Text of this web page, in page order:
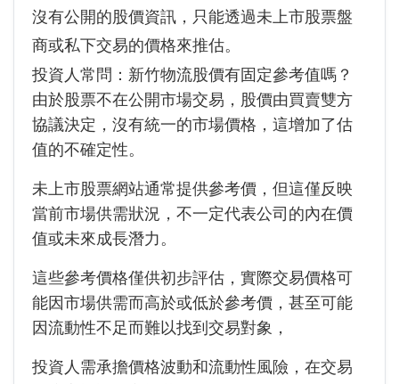
沒有公開的股價資訊，只能透過未上市股票盤
商或私下交易的價格來推估。
投資人常問：新竹物流股價有固定參考值嗎？
由於股票不在公開市場交易，股價由買賣雙方
協議決定，沒有統一的市場價格，這增加了估
值的不確定性。
未上市股票網站通常提供參考價，但這僅反映
當前市場供需狀況，不一定代表公司的內在價
值或未來成長潛力。
這些參考價格僅供初步評估，實際交易價格可
能因市場供需而高於或低於參考價，甚至可能
因流動性不足而難以找到交易對象，
投資人需承擔價格波動和流動性風險，在交易